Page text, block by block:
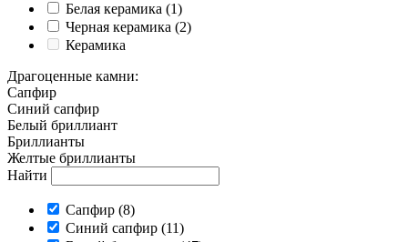
Белая керамика (1)
Черная керамика (2)
Керамика
Драгоценные камни:
Cапфир
Cиний сапфир
Белый бриллиант
Бриллианты
Желтые бриллианты
Найти
Cапфир (8)
Cиний сапфир (11)